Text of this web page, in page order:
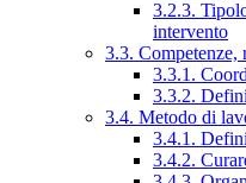
3.2.3.
intervento
3.3.
3.3.1.
3.3.2.
3.4. Metodo di
3.4.1.
3.4.2.